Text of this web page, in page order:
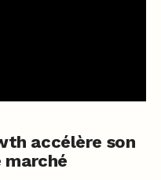
accélère son
marché